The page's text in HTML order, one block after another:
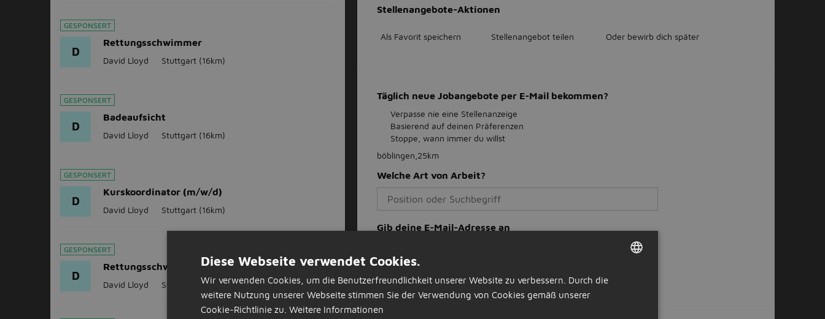
GESPONSERT
D
Rettungsschwimmer
David Lloyd Stuttgart (16km)
GESPONSERT
D
Badeaufsicht
David Lloyd Stuttgart (16km)
GESPONSERT
D
Kurskoordinator (m/w/d)
David Lloyd Stuttgart (16km)
GESPONSERT
D
Rettungsschwimmer
David Lloyd Stuttgart (16km)
Stellenangebote-Aktionen
Als Favorit speichern Stellenangebot teilen Oder bewirb dich später
Täglich neue Jobangebote per E-Mail bekommen?
Verpasse nie eine Stellenanzeige
Basierend auf deinen Präferenzen
Stoppe, wann immer du willst
böblingen,25km
Welche Art von Arbeit?
Gib deine E-Mail-Adresse an
Job-Alert einstellen
DUTCH
Diese Webseite verwendet Cookies.
Wir verwenden Cookies, um die Benutzerfreundlichkeit unserer Website zu verbessern. Durch die
weitere Nutzung unserer Webseite stimmen Sie der Verwendung von Cookies gemäß unserer
Cookie-Richtlinie zu. Weitere Informationen